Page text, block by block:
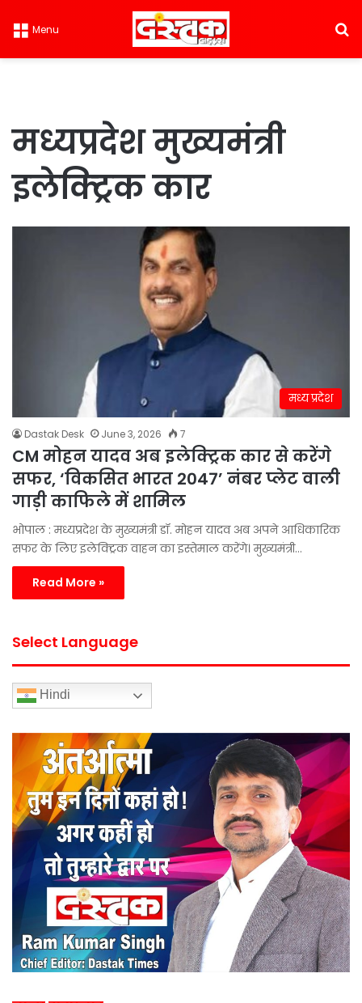
Menu
मध्यप्रदेश मुख्यमंत्री
इलेक्ट्रिक कार
मध्य प्रदेश
Dastak Desk June 3, 2026 7
CM मोहन यादव अब इलेक्ट्रिक कार से करेंगे
सफर, ‘विकसित भारत 2047’ नंबर प्लेट वाली
गाड़ी काफिले में शामिल
भोपाल : मध्यप्रदेश के मुख्यमंत्री डॉ. मोहन यादव अब अपने आधिकारिक
सफर के लिए इलेक्ट्रिक वाहन का इस्तेमाल करेंगे। मुख्यमंत्री…
Read More »
Select Language
Hindi